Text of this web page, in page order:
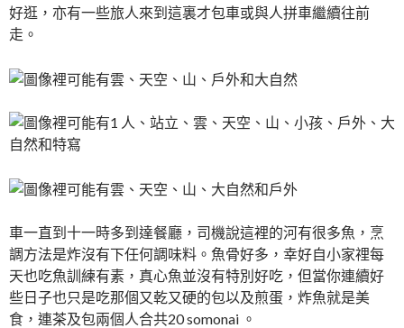
好逛，亦有一些旅人來到這裏才包車或與人拼車繼續往前
走。
車一直到十一時多到達餐廳，司機說這裡的河有很多魚，烹
調方法是炸沒有下任何調味料。魚骨好多，幸好自小家𥚃每
天也吃魚訓練有素，真心魚並沒有特別好吃，但當你連續好
些日子也只是吃那個又乾又硬的包以及煎蛋，炸魚就是美
食，連茶及包兩個人合共20 somonai 。